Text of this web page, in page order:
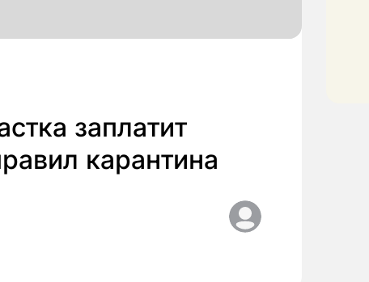
заплатит
карантина